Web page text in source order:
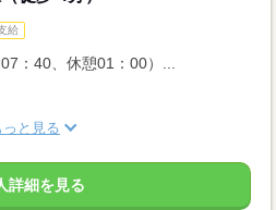
給
：40、休憩01：00）...
っと見る
詳細を見る